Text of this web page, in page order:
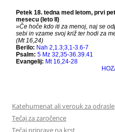
Katehumenat ali verouk za odrasle
Tečaj za zaročence
Tečaj priprave na krst